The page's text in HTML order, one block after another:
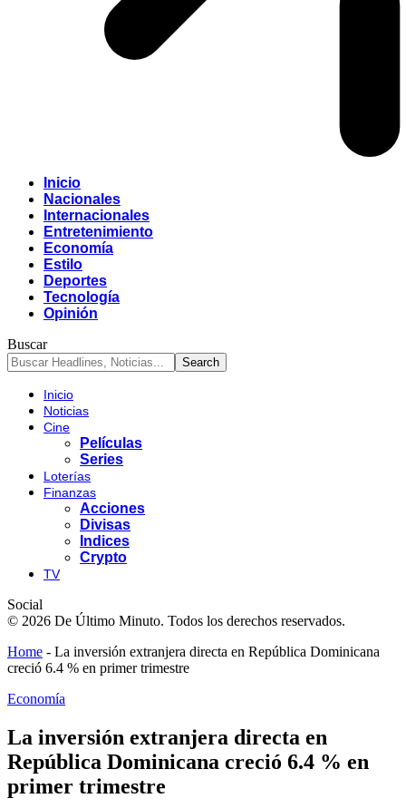
Inicio
Nacionales
Internacionales
Entretenimiento
Economía
Estilo
Deportes
Tecnología
Opinión
Buscar
Inicio
Noticias
Cine
Películas
Series
Loterías
Finanzas
Acciones
Divisas
Indices
Crypto
TV
Social
© 2026 De Último Minuto. Todos los derechos reservados.
Home - La inversión extranjera directa en República Dominicana
creció 6.4 % en primer trimestre
Economía
La inversión extranjera directa en
República Dominicana creció 6.4 % en
primer trimestre